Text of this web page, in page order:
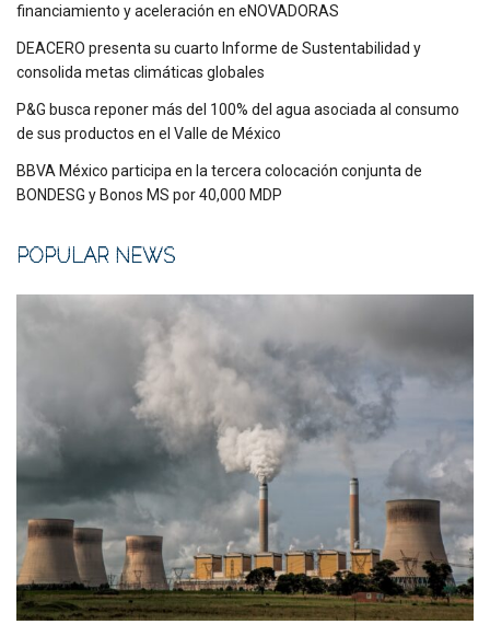
financiamiento y aceleración en eNOVADORAS
DEACERO presenta su cuarto Informe de Sustentabilidad y
consolida metas climáticas globales
P&G busca reponer más del 100% del agua asociada al consumo
de sus productos en el Valle de México
BBVA México participa en la tercera colocación conjunta de
BONDESG y Bonos MS por 40,000 MDP
POPULAR NEWS